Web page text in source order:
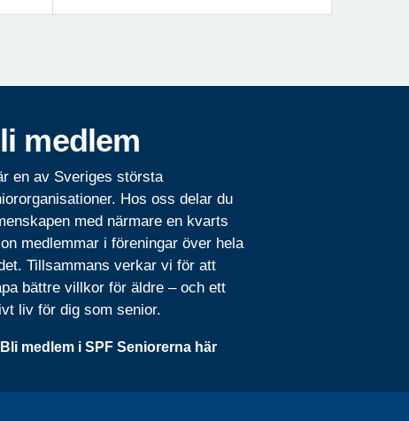
medlem
en av Sveriges största
Hos oss delar du
med närmare en kvarts
medlemmar i föreningar över hela
Tillsammans verkar vi för att
bättre villkor för äldre – och ett
liv för dig som senior.
Bli medlem i SPF Seniorerna här